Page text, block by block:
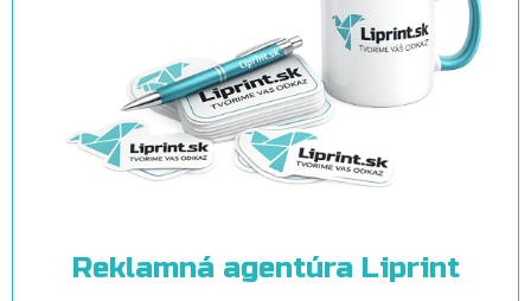
Reklamná agentúra Liprint